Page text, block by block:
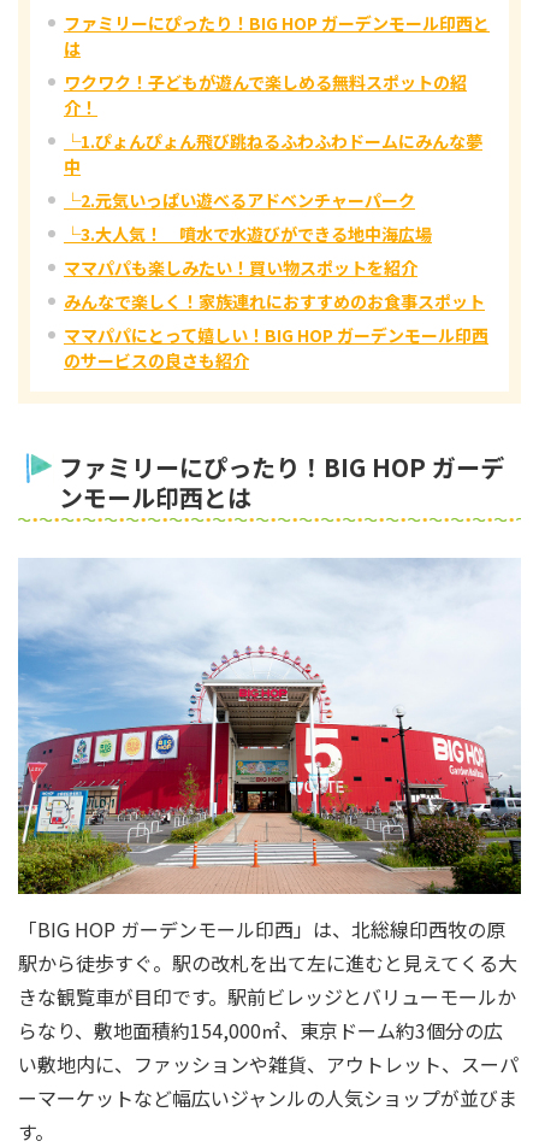
ファミリーにぴったり！BIG HOP ガーデンモール印西と
は
ワクワク！子どもが遊んで楽しめる無料スポットの紹
介！
└1.ぴょんぴょん飛び跳ねるふわふわドームにみんな夢
中
└2.元気いっぱい遊べるアドベンチャーパーク
└3.大人気！ 噴水で水遊びができる地中海広場
ママパパも楽しみたい！買い物スポットを紹介
みんなで楽しく！家族連れにおすすめのお食事スポット
ママパパにとって嬉しい！BIG HOP ガーデンモール印西
のサービスの良さも紹介
ファミリーにぴったり！BIG HOP ガーデ
ンモール印西とは
「BIG HOP ガーデンモール印西」は、北総線印西牧の原
駅から徒歩すぐ。駅の改札を出て左に進むと見えてくる大
きな観覧車が目印です。駅前ビレッジとバリューモールか
らなり、敷地面積約154,000㎡、東京ドーム約3個分の広
い敷地内に、ファッションや雑貨、アウトレット、スーパ
ーマーケットなど幅広いジャンルの人気ショップが並びま
す。